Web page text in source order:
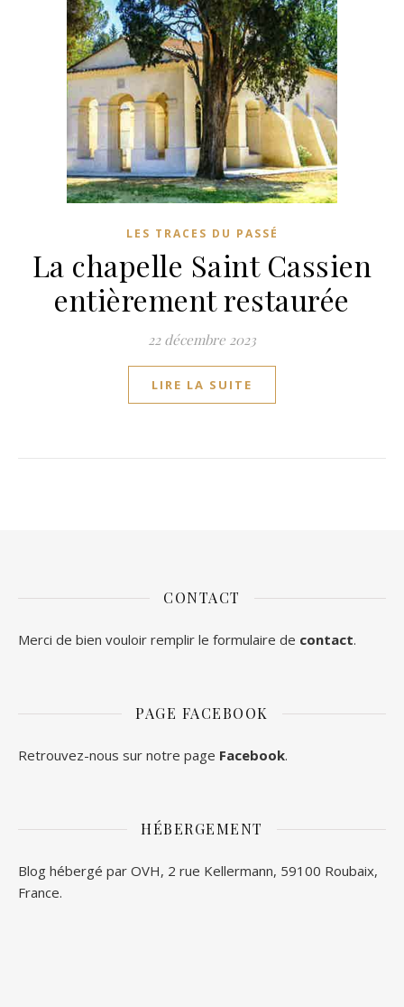
LES TRACES DU PASSÉ
La chapelle Saint Cassien
entièrement restaurée
22 décembre 2023
LIRE LA SUITE
CONTACT
Merci de bien vouloir remplir le formulaire de contact.
PAGE FACEBOOK
Retrouvez-nous sur notre page Facebook.
HÉBERGEMENT
Blog hébergé par OVH, 2 rue Kellermann, 59100 Roubaix,
France.